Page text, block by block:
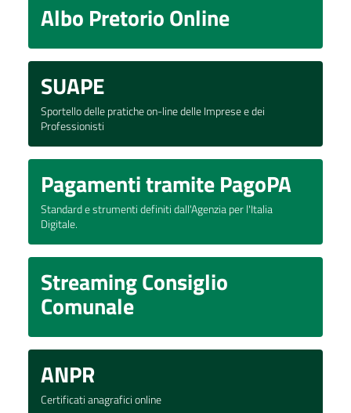
Albo Pretorio Online
SUAPE
Sportello delle pratiche on-line delle Imprese e dei
Professionisti
Pagamenti tramite PagoPA
Standard e strumenti definiti dall'Agenzia per l'Italia
Digitale.
Streaming Consiglio
Comunale
ANPR
Certificati anagrafici online